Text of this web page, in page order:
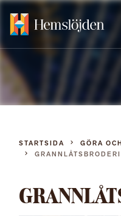
STARTSIDA GÖRA
GRANNLÅTSBRODERI